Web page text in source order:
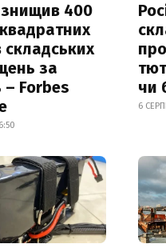
400
складських
за
– Forbes
чи
6